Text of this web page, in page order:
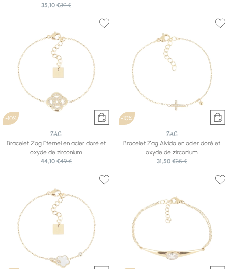
35,10 €39 €
-10%
ZAG
Bracelet Zag Eternel en acier doré et
oxyde de zirconium
44,10 €49 €
-10%
ZAG
Bracelet Zag Alvida en acier doré et
oxyde de zirconium
31,50 €35 €